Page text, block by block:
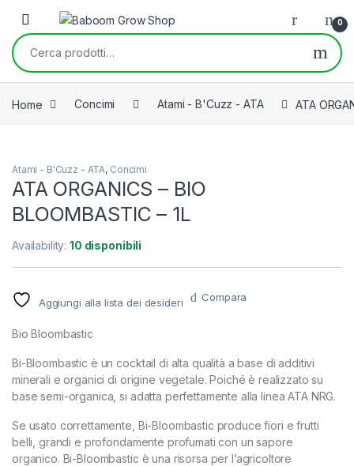
Skip to navigation
Skip to content
0
Cerca:
Home Concimi Atami - B'Cuzz - ATA ATA
Atami - B'Cuzz - ATA, Concimi
ATA ORGANICS – BIO
BLOOMBASTIC – 1L
Availability:10 disponibili
Aggiungi alla lista dei desideri Compara
Bio Bloombastic
Bi-Bloombastic è un cocktail di alta qualità a base di additivi
minerali e organici di origine vegetale. Poiché è realizzato su
base semi-organica, si adatta perfettamente alla linea ATA NRG.
Se usato correttamente, Bi-Bloombastic produce fiori e frutti
belli, grandi e profondamente profumati con un sapore
organico. Bi-Bloombastic è una risorsa per l’agricoltore